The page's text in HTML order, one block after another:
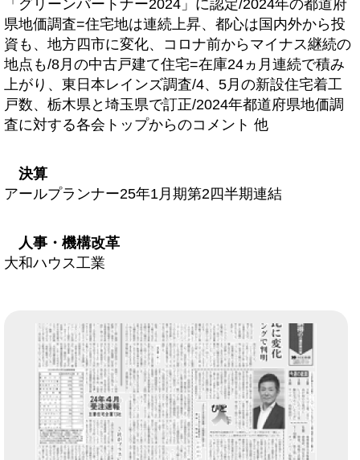
「グリーンパートナー2024」に認定/2024年の都道府
県地価調査=住宅地は連続上昇、都心は国内外から投
資も、地方四市に変化、コロナ前からマイナス継続の
地点も/8月の中古戸建て住宅=在庫24ヵ月連続で積み
上がり、東日本レインズ調査/4、5月の新設住宅着工
戸数、栃木県と埼玉県で訂正/2024年都道府県地価調
査に対する各会トップからのコメント 他
決算
アールプランナー25年1月期第2四半期連結
人事・機構改革
大和ハウス工業